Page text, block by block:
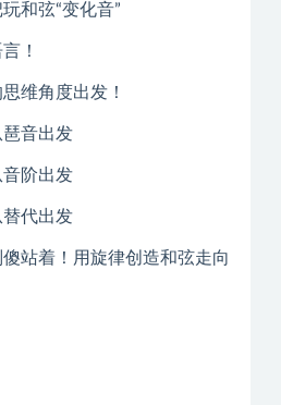
和弦“变化音”
！
维角度出发！
音出发
阶出发
代出发
站着！用旋律创造和弦走向